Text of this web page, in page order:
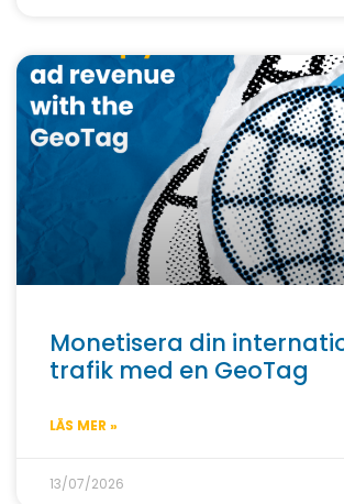
Monetisera din
trafik med en GeoTag
LÄS MER »
13/07/2026